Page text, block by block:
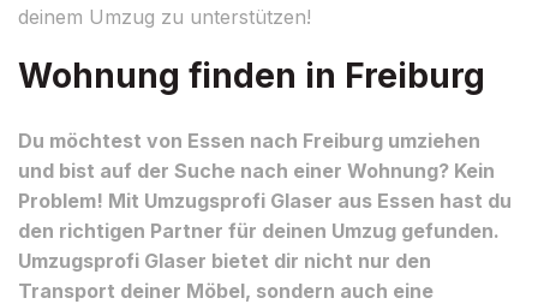
deinem Umzug zu unterstützen!
Wohnung finden in Freiburg
Du möchtest von Essen nach Freiburg umziehen
und bist auf der Suche nach einer Wohnung? Kein
Problem! Mit Umzugsprofi Glaser aus Essen hast du
den richtigen Partner für deinen Umzug gefunden.
Umzugsprofi Glaser bietet dir nicht nur den
Transport deiner Möbel, sondern auch eine